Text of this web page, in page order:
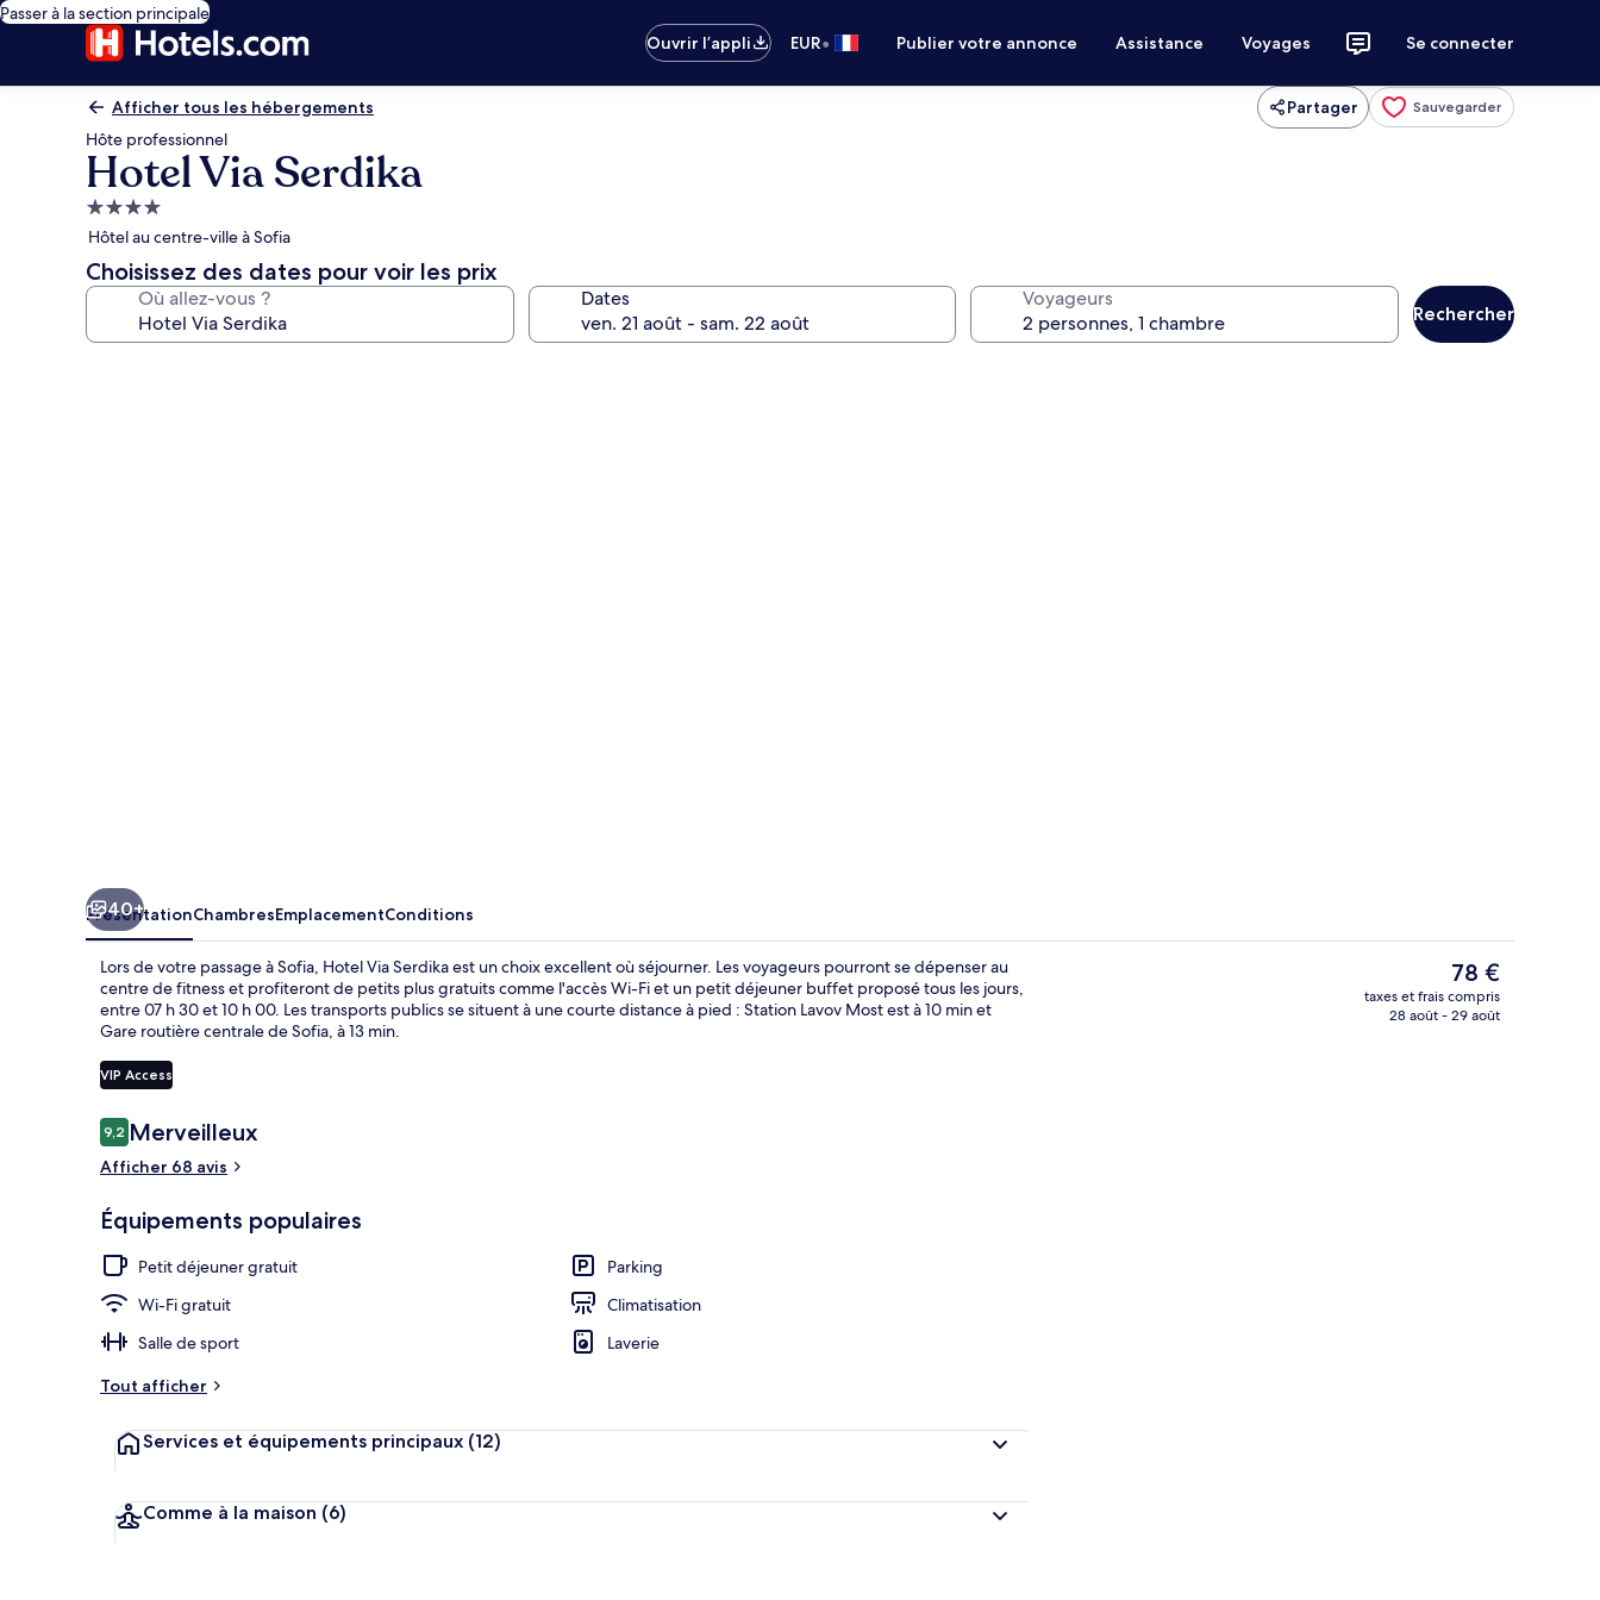
Passer à la section principale
Ouvrir l’appli
EUR• Publier votre annonce Assistance Voyages Se connecter
Afficher tous les hébergements Partager Sauvegarder
Hôte professionnel
Hotel Via Serdika
Hébergement
4.0 étoiles
Hôtel au centre-ville à Sofia
Choisissez des dates pour voir les prix
Où allez-vous ? Dates Voyageurs
Rechercher
40+
PrésentationChambresEmplacementConditions
Lors de votre passage à Sofia, Hotel Via Serdika est un choix excellent où séjourner. Les voyageurs pourront se dépenser au
centre de fitness et profiteront de petits plus gratuits comme l'accès Wi-Fi et un petit déjeuner buffet proposé tous les jours,
entre 07 h 30 et 10 h 00. Les transports publics se situent à une courte distance à pied : Station Lavov Most est à 10 min et
Gare routière centrale de Sofia, à 13 min.
VIP Access
Avis
voyageurs
9,29,2 sur 10
Merveilleux
Afficher 68 avis
Équipements populaires
Petit déjeuner gratuit
Parking
Wi-Fi gratuit
Climatisation
Salle de sport
Laverie
Tout afficher
Services et équipements principaux (12)
Comme à la maison (6)
Le
prix
actuel
78 €
taxes et frais compris
28 août - 29 août